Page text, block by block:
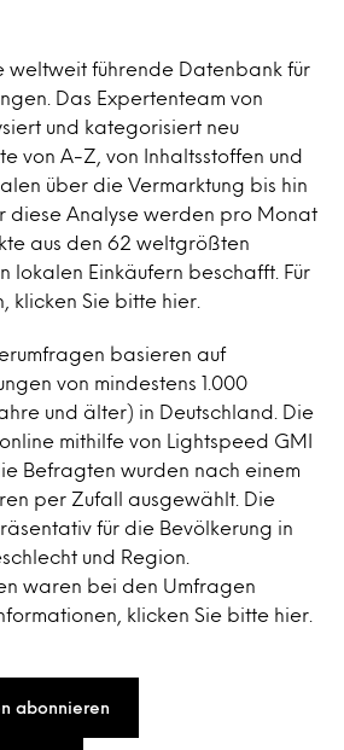
weltweit führende Datenbank für
Das Expertenteam von
und kategorisiert neu
von A-Z, von Inhaltsstoffen und
über die Vermarktung bis hin
diese Analyse werden pro Monat
aus den 62 weltgrößten
lokalen Einkäufern beschafft. Für
klicken Sie bitte hier.
basieren auf
von mindestens 1.000
und älter) in Deutschland. Die
mithilfe von Lightspeed GMI
Befragten wurden nach einem
per Zufall ausgewählt. Die
für die Bevölkerung in
und Region.
waren bei den Umfragen
klicken Sie bitte hier.
abonnieren